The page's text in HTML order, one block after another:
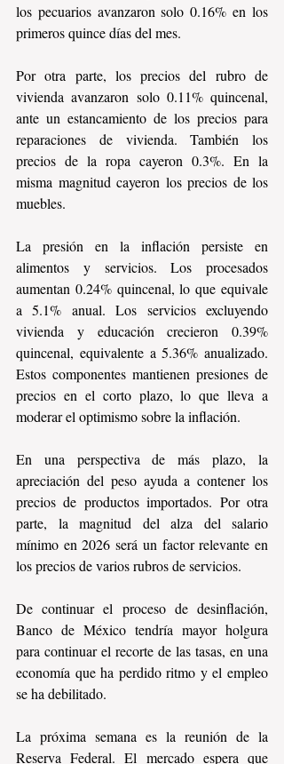
los pecuarios avanzaron solo 0.16% en los
primeros quince días del mes.
Por otra parte, los precios del rubro de
vivienda avanzaron solo 0.11% quincenal,
ante un estancamiento de los precios para
reparaciones de vivienda. También los
precios de la ropa cayeron 0.3%. En la
misma magnitud cayeron los precios de los
muebles.
La presión en la inflación persiste en
alimentos y servicios. Los procesados
aumentan 0.24% quincenal, lo que equivale
a 5.1% anual. Los servicios excluyendo
vivienda y educación crecieron 0.39%
quincenal, equivalente a 5.36% anualizado.
Estos componentes mantienen presiones de
precios en el corto plazo, lo que lleva a
moderar el optimismo sobre la inflación.
En una perspectiva de más plazo, la
apreciación del peso ayuda a contener los
precios de productos importados. Por otra
parte, la magnitud del alza del salario
mínimo en 2026 será un factor relevante en
los precios de varios rubros de servicios.
De continuar el proceso de desinflación,
Banco de México tendría mayor holgura
para continuar el recorte de las tasas, en una
economía que ha perdido ritmo y el empleo
se ha debilitado.
La próxima semana es la reunión de la
Reserva Federal. El mercado espera que